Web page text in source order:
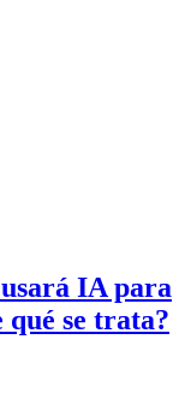
IA para
se trata?